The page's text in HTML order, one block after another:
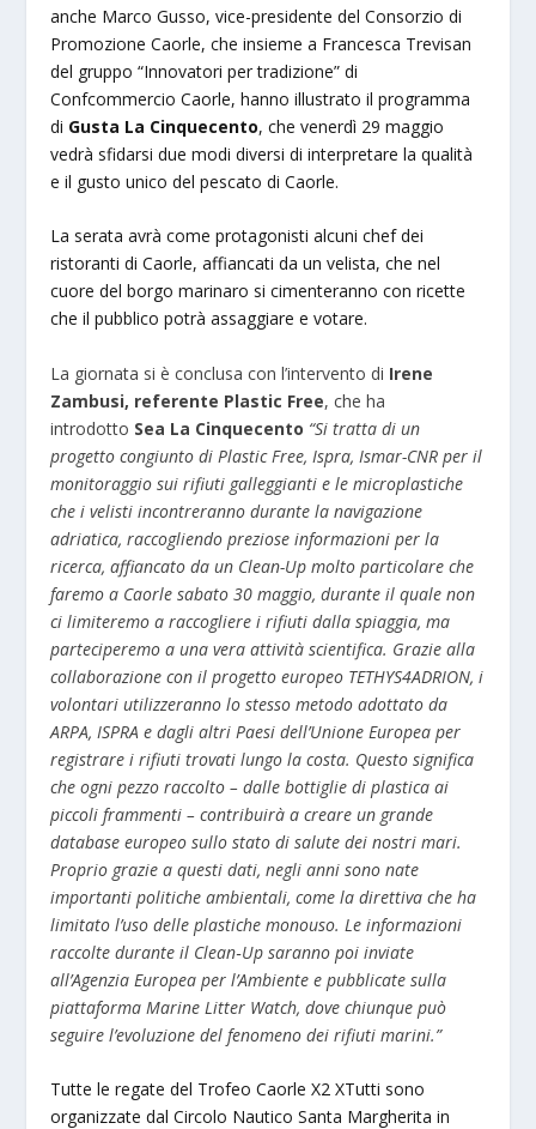
anche Marco Gusso, vice-presidente del Consorzio di
Promozione Caorle, che insieme a Francesca Trevisan
del gruppo “Innovatori per tradizione” di
Confcommercio Caorle, hanno illustrato il programma
di Gusta La Cinquecento, che venerdì 29 maggio
vedrà sfidarsi due modi diversi di interpretare la qualità
e il gusto unico del pescato di Caorle.
La serata avrà come protagonisti alcuni chef dei
ristoranti di Caorle, affiancati da un velista, che nel
cuore del borgo marinaro si cimenteranno con ricette
che il pubblico potrà assaggiare e votare.
La giornata si è conclusa con l’intervento di Irene
Zambusi, referente Plastic Free, che ha
introdotto Sea La Cinquecento “Si tratta di un
progetto congiunto di Plastic Free, Ispra, Ismar-CNR per il
monitoraggio sui rifiuti galleggianti e le microplastiche
che i velisti incontreranno durante la navigazione
adriatica, raccogliendo preziose informazioni per la
ricerca, affiancato da un Clean-Up molto particolare che
faremo a Caorle sabato 30 maggio, durante il quale non
ci limiteremo a raccogliere i rifiuti dalla spiaggia, ma
parteciperemo a una vera attività scientifica. Grazie alla
collaborazione con il progetto europeo TETHYS4ADRION, i
volontari utilizzeranno lo stesso metodo adottato da
ARPA, ISPRA e dagli altri Paesi dell’Unione Europea per
registrare i rifiuti trovati lungo la costa. Questo significa
che ogni pezzo raccolto – dalle bottiglie di plastica ai
piccoli frammenti – contribuirà a creare un grande
database europeo sullo stato di salute dei nostri mari.
Proprio grazie a questi dati, negli anni sono nate
importanti politiche ambientali, come la direttiva che ha
limitato l’uso delle plastiche monouso. Le informazioni
raccolte durante il Clean‑Up saranno poi inviate
all’Agenzia Europea per l’Ambiente e pubblicate sulla
piattaforma Marine Litter Watch, dove chiunque può
seguire l’evoluzione del fenomeno dei rifiuti marini.”
Tutte le regate del Trofeo Caorle X2 XTutti sono
organizzate dal Circolo Nautico Santa Margherita in